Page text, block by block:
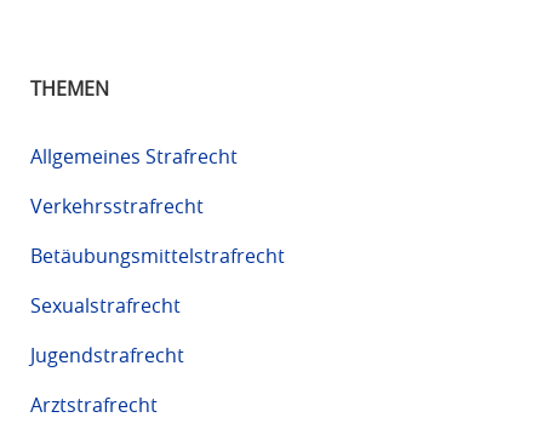
THEMEN
Allgemeines Strafrecht
Verkehrsstrafrecht
Betäubungsmittelstrafrecht
Sexualstrafrecht
Jugendstrafrecht
Arztstrafrecht